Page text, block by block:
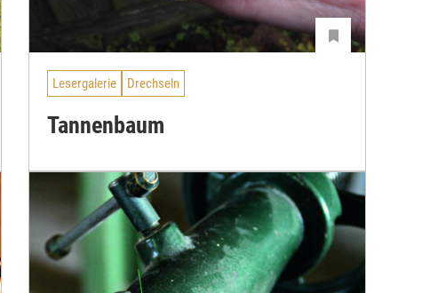
Lesergalerie Drechseln
Tannenbaum